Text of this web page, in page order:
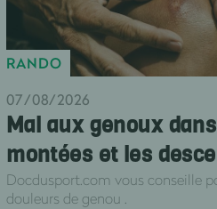
RANDO
07/08/2026
Mal aux genoux
montées et les
Docdusport.com vous conseille
douleurs de genou .